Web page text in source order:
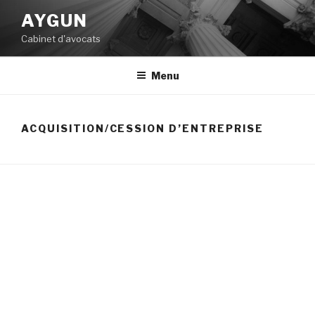
contenu
principal
AYGUN
Cabinet d'avocats
Menu
ACQUISITION/CESSION D’ENTREPRISE